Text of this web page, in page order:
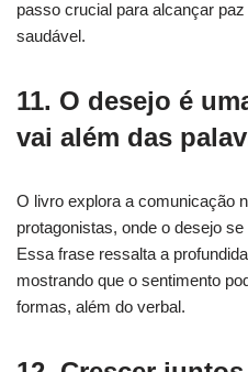
passo crucial para alcançar
saudável.
11. O desejo é
vai além das
O livro explora a comunicação
protagonistas, onde o desejo
Essa frase ressalta a
mostrando que o sentimento
formas, além do verbal.